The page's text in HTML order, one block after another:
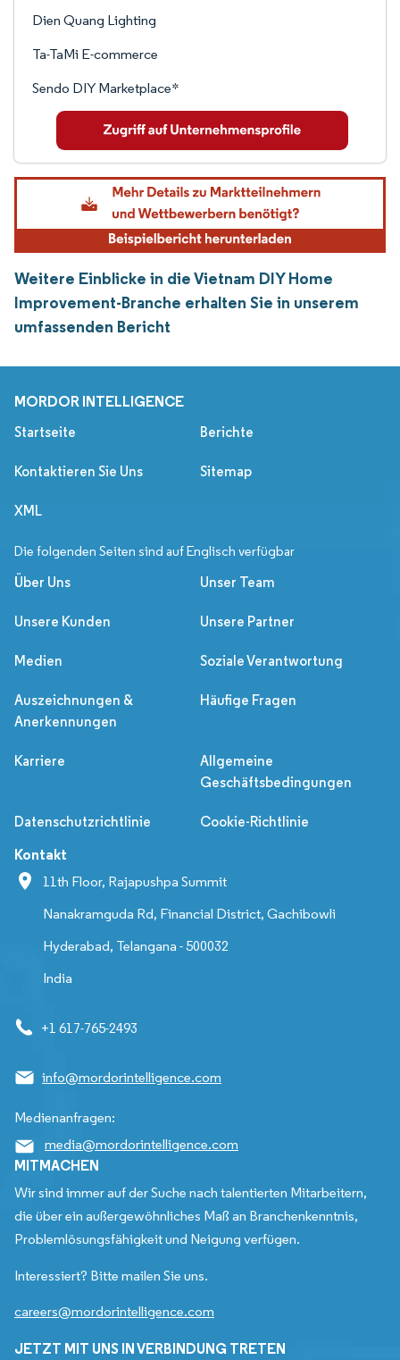
Dien Quang Lighting
Ta-TaMi E-commerce
Sendo DIY Marketplace*
Weitere Einblicke in die Vietnam DIY Home
Improvement-Branche erhalten Sie in unserem
umfassenden Bericht
MORDOR INTELLIGENCE
Startseite Berichte
Kontaktieren Sie Uns Sitemap
XML
Die folgenden Seiten sind auf Englisch verfügbar
Über Uns Unser Team
Unsere Kunden Unsere Partner
Medien Soziale Verantwortung
Auszeichnungen &
Anerkennungen
Häufige Fragen
Karriere
Allgemeine
Geschäftsbedingungen
Datenschutzrichtlinie Cookie-Richtlinie
Kontakt
11th Floor, Rajapushpa Summit
Nanakramguda Rd, Financial District, Gachibowli
Hyderabad, Telangana - 500032
India
+1 617-765-2493
info@mordorintelligence.com
Medienanfragen:
media@mordorintelligence.com
MITMACHEN
Wir sind immer auf der Suche nach talentierten Mitarbeitern,
die über ein außergewöhnliches Maß an Branchenkenntnis,
Problemlösungsfähigkeit und Neigung verfügen.
Interessiert? Bitte mailen Sie uns.
careers@mordorintelligence.com
JETZT MIT UNS IN VERBINDUNG TRETEN